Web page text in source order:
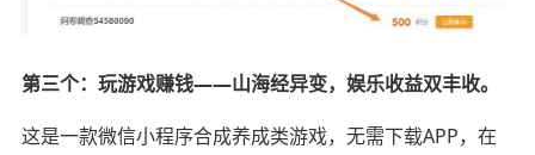
第三个：玩游戏赚钱——山海经异变，娱乐收益双丰收。
这是一款微信小程序合成养成类游戏，无需下载APP，在